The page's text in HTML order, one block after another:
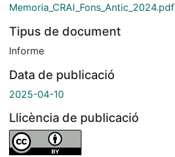
Memoria_CRAI_Fons_Antic_2024.pdf
Tipus de document
Informe
Data de publicació
2025-04-10
Llicència de publicació